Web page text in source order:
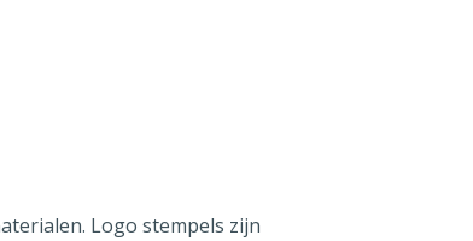
Logo stempels zijn